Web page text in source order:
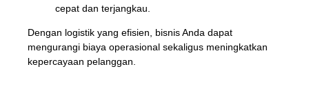
cepat dan terjangkau.
Dengan logistik yang efisien, bisnis Anda dapat
mengurangi biaya operasional sekaligus meningkatkan
kepercayaan pelanggan.